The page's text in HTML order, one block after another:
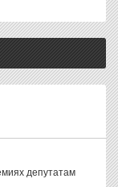
депутатам